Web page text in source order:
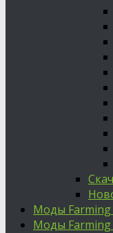
Моды Farming
Моды Farming